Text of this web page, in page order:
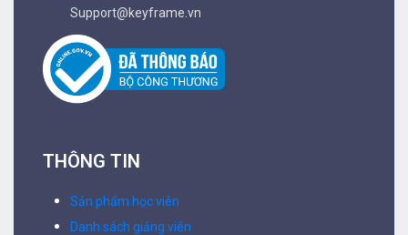
Support@keyframe.vn
THÔNG TIN
Sản phẩm học viên
Danh sách giảng viên